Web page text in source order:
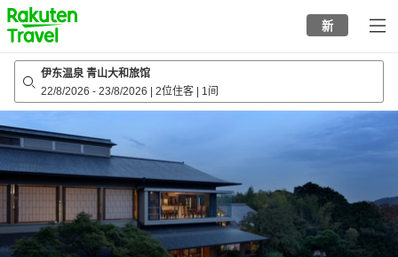
to
top
page
新
伊东温泉 青山大和旅馆
22/8/2026 - 23/8/2026 2位住客 1间